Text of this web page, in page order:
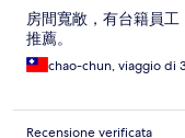
房間寬敞，有台籍員
推薦。
chao-chun, viaggio di
Recensione verificata